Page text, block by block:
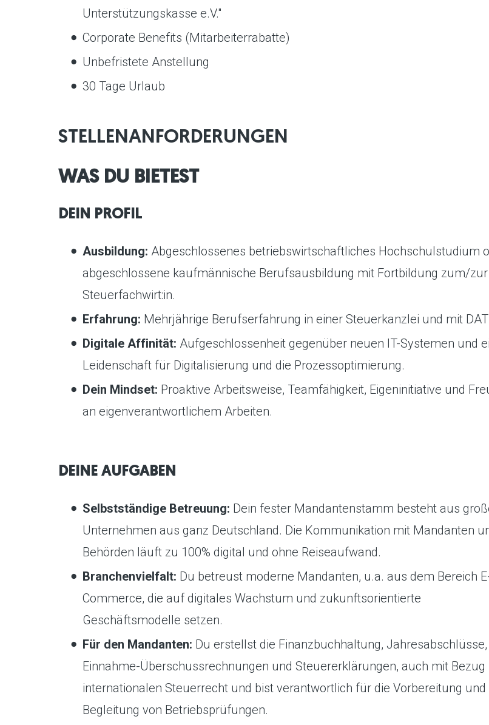
Unterstützungskasse e.V."
Corporate Benefits (Mitarbeiterrabatte)
Unbefristete Anstellung
30 Tage Urlaub
STELLENANFORDERUNGEN
WAS DU BIETEST
DEIN PROFIL
Ausbildung: Abgeschlossenes betriebs­wirtschaft­liches Hochschulstudium
abgeschlossene kaufmännische Berufsausbildung mit Fortbildung zum/zur
Steuerfachwirt:in.
Erfahrung: Mehrjährige Berufserfahrung in einer Steuerkanzlei und mit
Digitale Affinität: Aufgeschlossenheit gegenüber neuen IT-Systemen und
Leidenschaft für Digitalisierung und die Prozessoptimierung.
Dein Mindset: Proaktive Arbeitsweise, Teamfähigkeit, Eigeninitiative und
an eigenverantwortlichem Arbeiten.
DEINE AUFGABEN
Selbstständige Betreuung: Dein fester Mandantenstamm besteht aus
Unternehmen aus ganz Deutschland. Die Kommunikation mit Mandanten
Behörden läuft zu 100% digital und ohne Reiseaufwand.
Branchenvielfalt: Du betreust moderne Mandanten, u.a. aus dem Bereich
Commerce, die auf digitales Wachstum und zukunftsorientierte
Geschäftsmodelle setzen.
Für den Mandanten: Du erstellst die Finanzbuchhaltung, Jahresabschlüsse,
Einnahme-Überschussrechnungen und Steuererklärungen, auch mit Bezug
internationalen Steuerrecht und bist verantwortlich für die Vorbereitung und
Begleitung von Betriebsprüfungen.